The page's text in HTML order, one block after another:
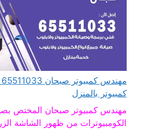
كمبيوتر بالمنزل
مهندس كمبيوتر صبحان المختص
الكومبيوترات من ظهور الشاشة